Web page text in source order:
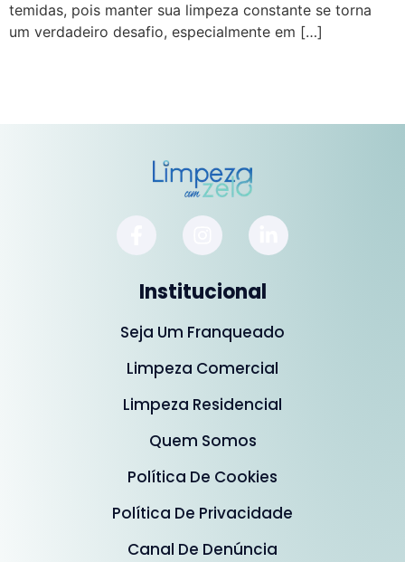
temidas, pois manter sua limpeza constante se torna
um verdadeiro desafio, especialmente em […]
Institucional
Seja Um Franqueado
Limpeza Comercial
Limpeza Residencial
Quem Somos
Política De Cookies
Política De Privacidade
Canal De Denúncia